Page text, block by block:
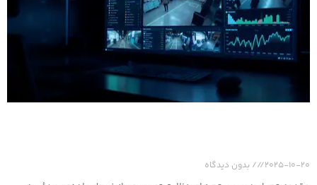
2025-10-20 بدون دیدگاه